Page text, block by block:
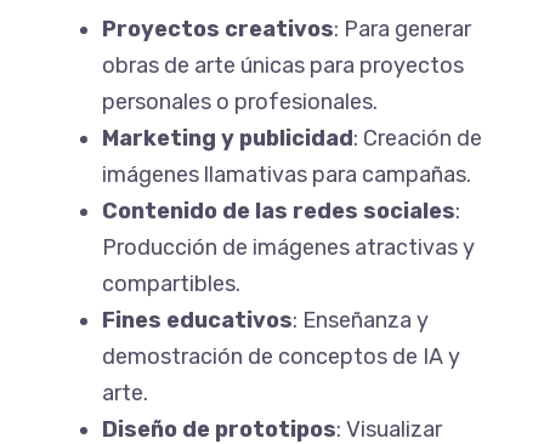
Proyectos creativos: Para generar
obras de arte únicas para proyectos
personales o profesionales.
Marketing y publicidad: Creación de
imágenes llamativas para campañas.
Contenido de las redes sociales:
Producción de imágenes atractivas y
compartibles.
Fines educativos: Enseñanza y
demostración de conceptos de IA y
arte.
Diseño de prototipos: Visualizar